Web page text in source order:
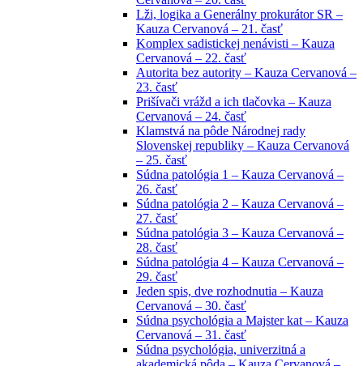
Lži, logika a Generálny prokurátor SR –
Kauza Cervanová – 21. časť
Komplex sadistickej nenávisti – Kauza
Cervanová – 22. časť
Autorita bez autority – Kauza Cervanová –
23. časť
Prišívači vrážd a ich tlačovka – Kauza
Cervanová – 24. časť
Klamstvá na pôde Národnej rady
Slovenskej republiky – Kauza Cervanová
– 25. časť
Súdna patológia 1 – Kauza Cervanová –
26. časť
Súdna patológia 2 – Kauza Cervanová –
27. časť
Súdna patológia 3 – Kauza Cervanová –
28. časť
Súdna patológia 4 – Kauza Cervanová –
29. časť
Jeden spis, dve rozhodnutia – Kauza
Cervanová – 30. časť
Súdna psychológia a Majster kat – Kauza
Cervanová – 31. časť
Súdna psychológia, univerzitná a